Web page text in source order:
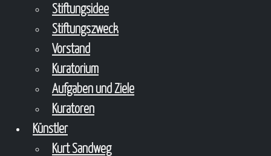
Stiftungsidee
Stiftungszweck
Vorstand
Kuratorium
Aufgaben und Ziele
Kuratoren
Künstler
Kurt Sandweg